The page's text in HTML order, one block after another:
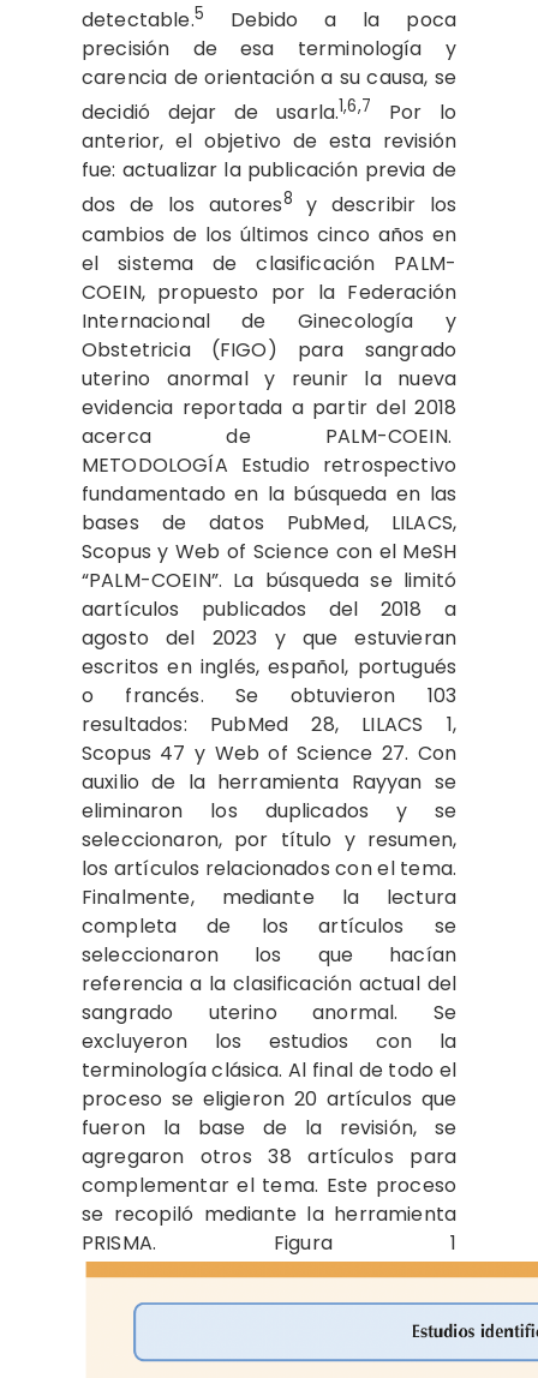
detectable.5
Debido a la poca
precisión de esa terminología y
carencia de orientación a su causa, se
decidió dejar de usarla.1,6,7
Por lo
anterior, el objetivo de esta revisión
fue: actualizar la publicación previa de
dos de los autores8
y describir los
cambios de los últimos cinco años en
el sistema de clasificación PALM-
COEIN, propuesto por la Federación
Internacional de Ginecología y
Obstetricia (FIGO) para sangrado
uterino anormal y reunir la nueva
evidencia reportada a partir del 2018
acerca de PALM-COEIN.
METODOLOGÍA Estudio retrospectivo
fundamentado en la búsqueda en las
bases de datos PubMed, LILACS,
Scopus y Web of Science con el MeSH
“PALM-COEIN”. La búsqueda se limitó
aartículos publicados del 2018 a
agosto del 2023 y que estuvieran
escritos en inglés, español, portugués
o francés. Se obtuvieron 103
resultados: PubMed 28, LILACS 1,
Scopus 47 y Web of Science 27. Con
auxilio de la herramienta Rayyan se
eliminaron los duplicados y se
seleccionaron, por título y resumen,
los artículos relacionados con el tema.
Finalmente, mediante la lectura
completa de los artículos se
seleccionaron los que hacían
referencia a la clasificación actual del
sangrado uterino anormal. Se
excluyeron los estudios con la
terminología clásica. Al final de todo el
proceso se eligieron 20 artículos que
fueron la base de la revisión, se
agregaron otros 38 artículos para
complementar el tema. Este proceso
se recopiló mediante la herramienta
PRISMA. Figura 1